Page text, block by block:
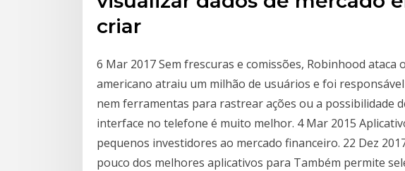
criar
6 Mar 2017 Sem frescuras e comissões, Robinhood ataca
americano atraiu um milhão de usuários e foi
nem ferramentas para rastrear ações ou a possibilidade
interface no telefone é muito melhor. 4 Mar 2015
pequenos investidores ao mercado financeiro. 22 Dez
pouco dos melhores aplicativos para Também permite